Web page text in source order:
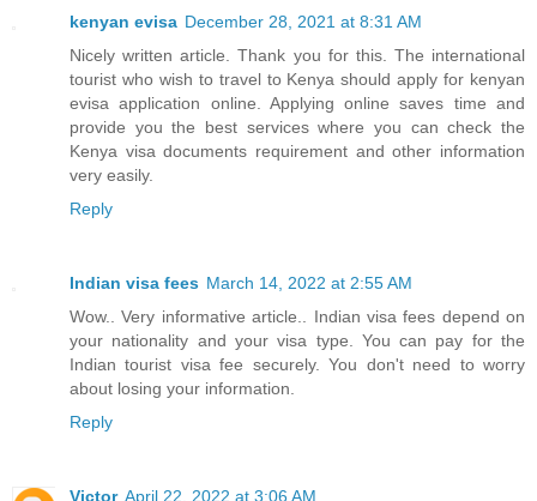
kenyan evisa December 28, 2021 at 8:31 AM
Nicely written article. Thank you for this. The international
tourist who wish to travel to Kenya should apply for kenyan
evisa application online. Applying online saves time and
provide you the best services where you can check the
Kenya visa documents requirement and other information
very easily.
Reply
Indian visa fees March 14, 2022 at 2:55 AM
Wow.. Very informative article.. Indian visa fees depend on
your nationality and your visa type. You can pay for the
Indian tourist visa fee securely. You don't need to worry
about losing your information.
Reply
Victor April 22, 2022 at 3:06 AM